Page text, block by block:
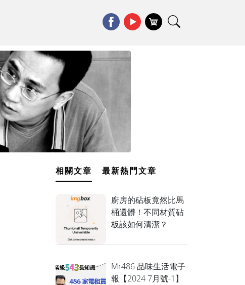
相關文章 最新熱門文章
廚房的砧板竟然比馬
桶還髒！不同材質砧
板該如何清潔？
Mr486 品味生活電子
報【2024 7月號-1】